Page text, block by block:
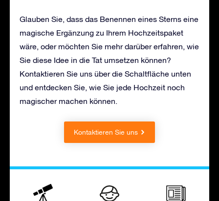
Glauben Sie, dass das Benennen eines Sterns eine
magische Ergänzung zu Ihrem Hochzeitspaket
wäre, oder möchten Sie mehr darüber erfahren, wie
Sie diese Idee in die Tat umsetzen können?
Kontaktieren Sie uns über die Schaltfläche unten
und entdecken Sie, wie Sie jede Hochzeit noch
magischer machen können.
Kontaktieren Sie uns